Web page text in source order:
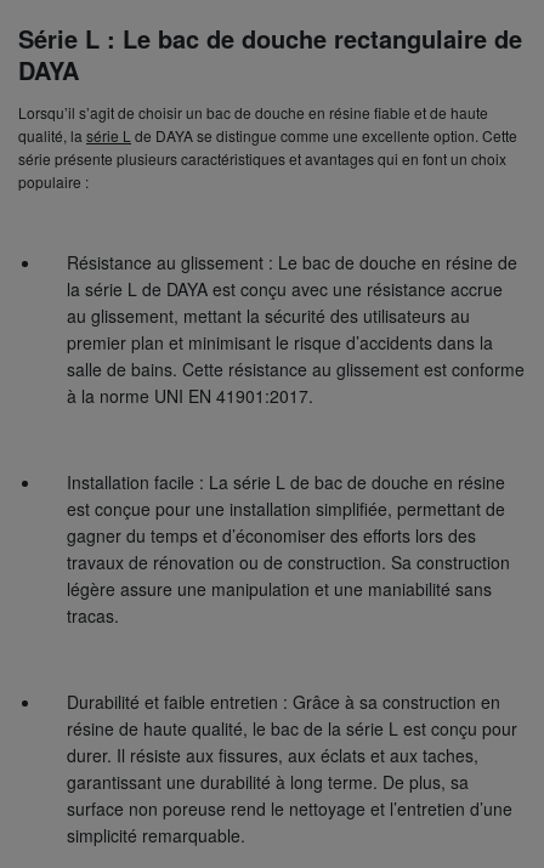
Série L : Le bac de douche rectangulaire de
DAYA
Lorsqu’il s’agit de choisir un bac de douche en résine fiable et de haute
qualité, la série L de DAYA se distingue comme une excellente option. Cette
série présente plusieurs caractéristiques et avantages qui en font un choix
populaire :
Résistance au glissement : Le bac de douche en résine de
la série L de DAYA est conçu avec une résistance accrue
au glissement, mettant la sécurité des utilisateurs au
premier plan et minimisant le risque d’accidents dans la
salle de bains. Cette résistance au glissement est conforme
à la norme UNI EN 41901:2017.
Installation facile : La série L de bac de douche en résine
est conçue pour une installation simplifiée, permettant de
gagner du temps et d’économiser des efforts lors des
travaux de rénovation ou de construction. Sa construction
légère assure une manipulation et une maniabilité sans
tracas.
Durabilité et faible entretien : Grâce à sa construction en
résine de haute qualité, le bac de la série L est conçu pour
durer. Il résiste aux fissures, aux éclats et aux taches,
garantissant une durabilité à long terme. De plus, sa
surface non poreuse rend le nettoyage et l’entretien d’une
simplicité remarquable.